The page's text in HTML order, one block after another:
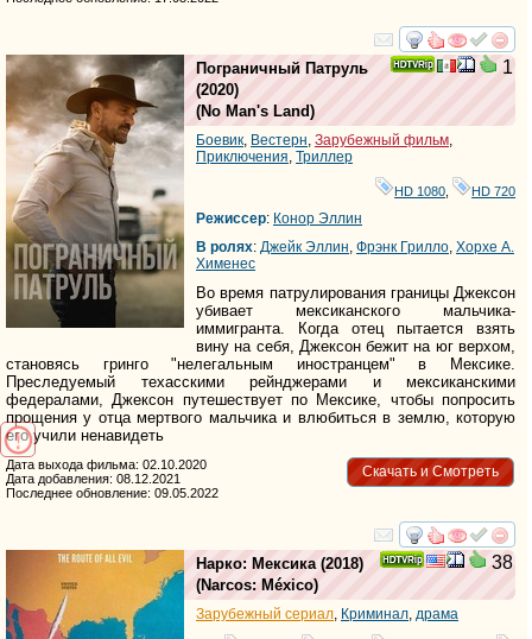
смотреть
1
Пограничный Патруль
(2020)
(No Man's Land)
Боевик Вестерн Зарубежный фильм
Приключения Триллер
HD 1080 HD 720
Режиссер: Конор Эллин
В ролях: Джейк Эллин Фрэнк Грилло Хорхе А.
Хименес
Во время патрулирования границы Джексон
убивает мексиканского мальчика-
иммигранта. Когда отец пытается взять
вину на себя, Джексон бежит на юг верхом,
становясь гринго "нелегальным иностранцем" в Мексике.
Преследуемый техасскими рейнджерами и мексиканскими
федералами, Джексон путешествует по Мексике, чтобы попросить
прощения у отца мертвого мальчика и влюбиться в землю, которую
его учили ненавидеть
Скачать и Смотреть
Дата выхода фильма: 02.10.2020
Дата добавления: 08.12.2021
Последнее обновление: 09.05.2022
смотреть
38
Нарко: Мексика (2018)
(Narcos: México)
Зарубежный сериал Криминал драма